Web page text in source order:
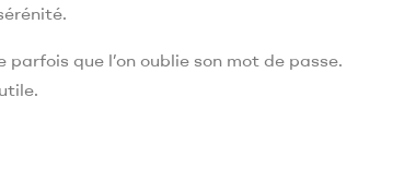
que l’on oublie son mot de passe.